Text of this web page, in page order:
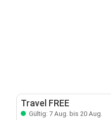
Travel FREE
Gültig: 7 Aug. bis 20 Aug.